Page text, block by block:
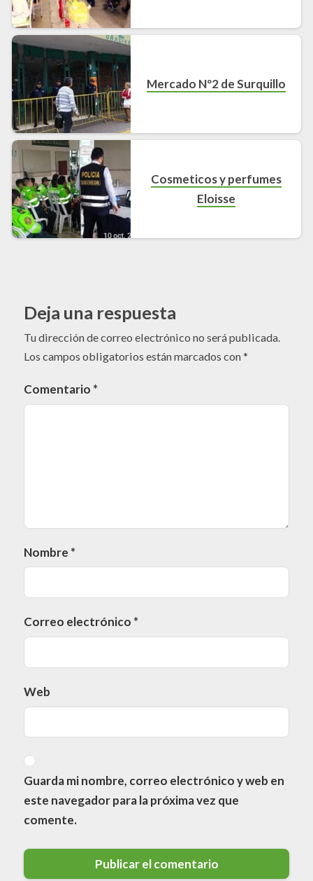
Mercado Nº2 de Surquillo
Cosmeticos y perfumes
Eloisse
Deja una respuesta
Tu dirección de correo electrónico no será publicada.
Los campos obligatorios están marcados con*
Comentario *
Nombre *
Correo electrónico *
Web
Guarda mi nombre, correo electrónico y web en
este navegador para la próxima vez que
comente.